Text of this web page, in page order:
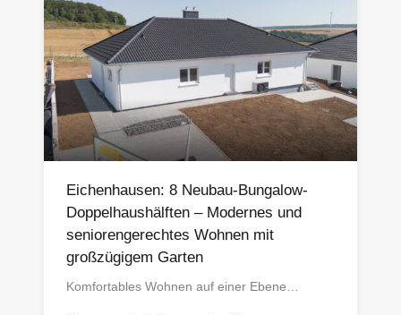
Eichenhausen: 8 Neubau-Bungalow-
Doppelhaushälften – Modernes und
seniorengerechtes Wohnen mit
großzügigem Garten
Komfortables Wohnen auf einer Ebene…